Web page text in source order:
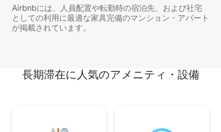
Airbnbには、人員配置や転勤時の宿泊先、および社宅
としての利用に最適な家具完備のマンション・アパート
が掲載されています。
長期滞在に人気のアメニティ・設備